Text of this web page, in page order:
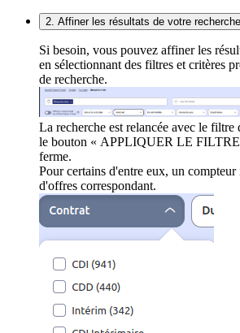
2. Affiner les résultats de votre recherche
Si besoin, vous pouvez affiner les
en sélectionnant des filtres et critères
de recherche.
La recherche est relancée avec le
le bouton « APPLIQUER LE FILTRE
ferme.
Pour certains d'entre eux, un
d'offres correspondant.